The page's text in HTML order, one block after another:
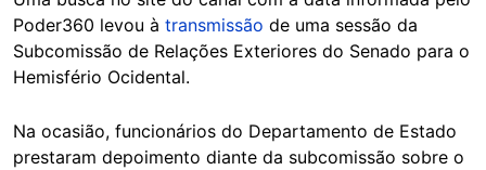
Poder360 levou à transmissão de uma sessão da
Subcomissão de Relações Exteriores do Senado para o
Hemisfério Ocidental.
Na ocasião, funcionários do Departamento de Estado
prestaram depoimento diante da subcomissão sobre o